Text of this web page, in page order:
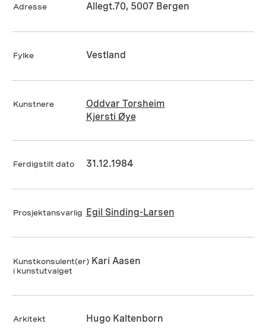
Adresse Allegt.70, 5007 Bergen
Fylke Vestland
Kunstnere
Oddvar Torsheim
Kjersti Øye
Ferdigstilt dato 31.12.1984
Prosjektansvarlig Egil Sinding-Larsen
Kunstkonsulent(er)
i kunstutvalget
Kari Aasen
Arkitekt Hugo Kaltenborn